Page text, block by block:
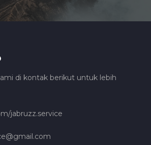
di kontak berikut untuk lebih
jabruzz.service